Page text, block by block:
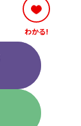
CLOSE
CLOSE
わかる!